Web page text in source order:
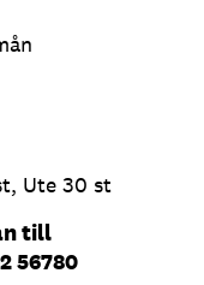
Ute 30 st
till
56780